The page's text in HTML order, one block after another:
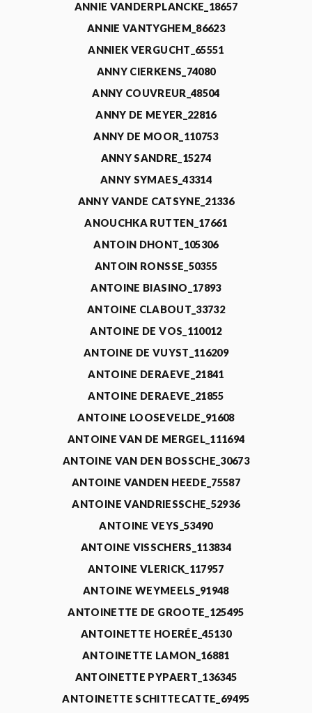
ANNIE VANDERPLANCKE_18657
ANNIE VANTYGHEM_86623
ANNIEK VERGUCHT_65551
ANNY CIERKENS_74080
ANNY COUVREUR_48504
ANNY DE MEYER_22816
ANNY DE MOOR_110753
ANNY SANDRE_15274
ANNY SYMAES_43314
ANNY VANDE CATSYNE_21336
ANOUCHKA RUTTEN_17661
ANTOIN DHONT_105306
ANTOIN RONSSE_50355
ANTOINE BIASINO_17893
ANTOINE CLABOUT_33732
ANTOINE DE VOS_110012
ANTOINE DE VUYST_116209
ANTOINE DERAEVE_21841
ANTOINE DERAEVE_21855
ANTOINE LOOSEVELDE_91608
ANTOINE VAN DE MERGEL_111694
ANTOINE VAN DEN BOSSCHE_30673
ANTOINE VANDEN HEEDE_75587
ANTOINE VANDRIESSCHE_52936
ANTOINE VEYS_53490
ANTOINE VISSCHERS_113834
ANTOINE VLERICK_117957
ANTOINE WEYMEELS_91948
ANTOINETTE DE GROOTE_125495
ANTOINETTE HOERÉE_45130
ANTOINETTE LAMON_16881
ANTOINETTE PYPAERT_136345
ANTOINETTE SCHITTECATTE_69495